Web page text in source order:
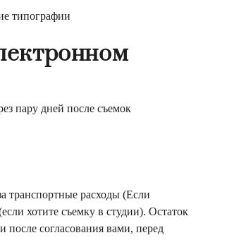
типографии
пару дней после съемок
транспортные расходы (Если
хотите съемку в студии). Остаток
после согласования вами, перед